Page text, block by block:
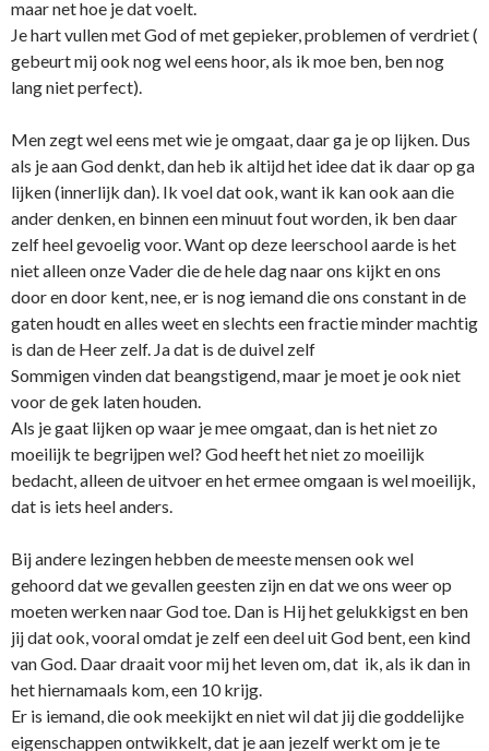
maar net hoe je dat voelt.
Je hart vullen met God of met gepieker, problemen of verdriet (
gebeurt mij ook nog wel eens hoor, als ik moe ben, ben nog
lang niet perfect).
Men zegt wel eens met wie je omgaat, daar ga je op lijken. Dus
als je aan God denkt, dan heb ik altijd het idee dat ik daar op ga
lijken (innerlijk dan). Ik voel dat ook, want ik kan ook aan die
ander denken, en binnen een minuut fout worden, ik ben daar
zelf heel gevoelig voor. Want op deze leerschool aarde is het
niet alleen o­nze Vader die de hele dag naar o­ns kijkt en o­ns
door en door kent, nee, er is nog iemand die o­ns constant in de
gaten houdt en alles weet en slechts een fractie minder machtig
is dan de Heer zelf. Ja dat is de duivel zelf
Sommigen vinden dat beangstigend, maar je moet je ook niet
voor de gek laten houden.
Als je gaat lijken op waar je mee omgaat, dan is het niet zo
moeilijk te begrijpen wel? God heeft het niet zo moeilijk
bedacht, alleen de uitvoer en het ermee omgaan is wel moeilijk,
dat is iets heel anders.
Bij andere lezingen hebben de meeste mensen ook wel
gehoord dat we gevallen geesten zijn en dat we o­ns weer op
moeten werken naar God toe. Dan is Hij het gelukkigst en ben
jij dat ook, vooral omdat je zelf een deel uit God bent, een kind
van God. Daar draait voor mij het leven om, dat ik, als ik dan in
het hiernamaals kom, een 10 krijg.
Er is iemand, die ook meekijkt en niet wil dat jij die goddelijke
eigenschappen o­ntwikkelt, dat je aan jezelf werkt om je te